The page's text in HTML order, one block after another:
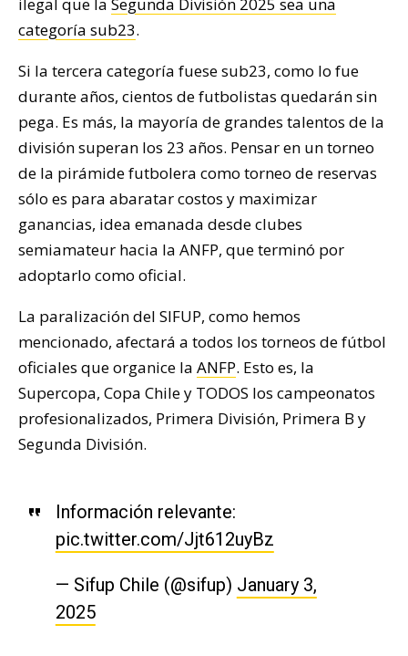
categoría sub23.
Si la tercera categoría fuese sub23, como lo fue
durante años, cientos de futbolistas quedarán sin
pega. Es más, la mayoría de grandes talentos de la
división superan los 23 años. Pensar en un torneo
de la pirámide futbolera como torneo de reservas
sólo es para abaratar costos y maximizar
ganancias, idea emanada desde clubes
semiamateur hacia la ANFP, que terminó por
adoptarlo como oficial.
La paralización del SIFUP, como hemos
mencionado, afectará a todos los torneos de fútbol
oficiales que organice la ANFP. Esto es, la
Supercopa, Copa Chile y TODOS los campeonatos
profesionalizados, Primera División, Primera B y
Segunda División.
Información relevante:
pic.twitter.com/Jjt612uyBz
— Sifup Chile (@sifup) January 3,
2025